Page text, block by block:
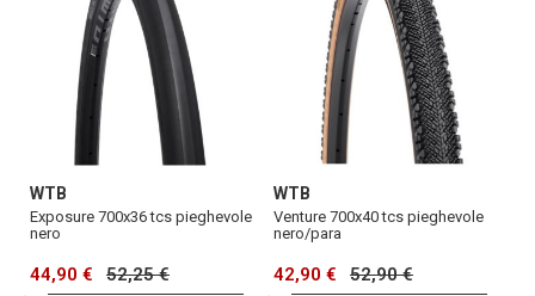
WTB
Exposure 700x36 tcs pieghevole
nero
44,90 € 52,25 €
WTB
Venture 700x40 tcs pieghevole
nero/para
42,90 € 52,90 €